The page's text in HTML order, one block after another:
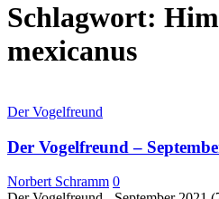
Schlagwort:
mexicanus
Der Vogelfreund
Der Vogelfreund –
Norbert Schramm 0